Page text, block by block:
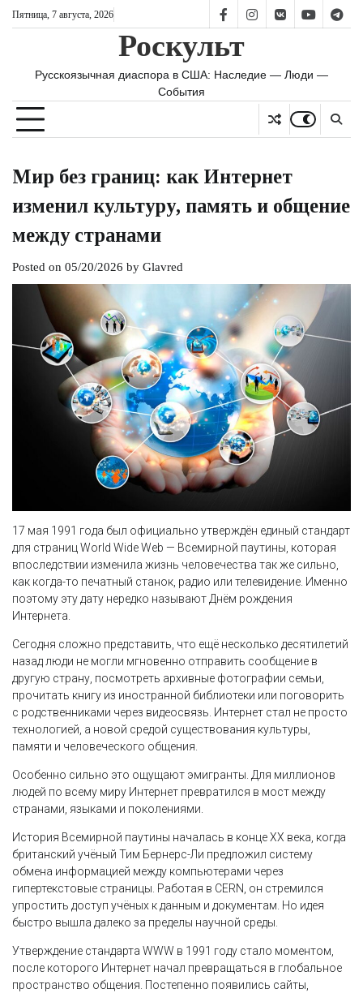
SkipПятница, 7 августа, 2026
FB IS vk YT TG
Роскульт
Русскоязычная диаспора в США: Наследие — Люди —
События
Мир без границ: как Интернет
изменил культуру, память и общение
между странами
Posted on 05/20/2026 by Glavred
17 мая 1991 года был официально утверждён единый стандарт
для страниц World Wide Web — Всемирной паутины, которая
впоследствии изменила жизнь человечества так же сильно,
как когда-то печатный станок, радио или телевидение. Именно
поэтому эту дату нередко называют Днём рождения
Интернета.
Сегодня сложно представить, что ещё несколько десятилетий
назад люди не могли мгновенно отправить сообщение в
другую страну, посмотреть архивные фотографии семьи,
прочитать книгу из иностранной библиотеки или поговорить
с родственниками через видеосвязь. Интернет стал не просто
технологией, а новой средой существования культуры,
памяти и человеческого общения.
Особенно сильно это ощущают эмигранты. Для миллионов
людей по всему миру Интернет превратился в мост между
странами, языками и поколениями.
История Всемирной паутины началась в конце XX века, когда
британский учёный Тим Бернерс-Ли предложил систему
обмена информацией между компьютерами через
гипертекстовые страницы. Работая в CERN, он стремился
упростить доступ учёных к данным и документам. Но идея
быстро вышла далеко за пределы научной среды.
Утверждение стандарта WWW в 1991 году стало моментом,
после которого Интернет начал превращаться в глобальное
пространство общения. Постепенно появились сайты,